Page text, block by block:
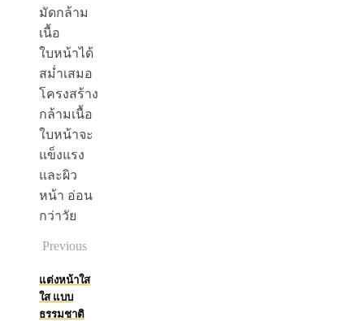
มัดกล้าม
เนื้อ
ใบหน้าได้
สม่ำเสมอ
โครงสร้าง
กล้ามเนื้อ
ใบหน้าจะ
แข็งแรง
และผิว
หน้า อ่อน
กว่าวัย
Previous
แต่งหน้าใส
ใส แบบ
ธรรมชาติ